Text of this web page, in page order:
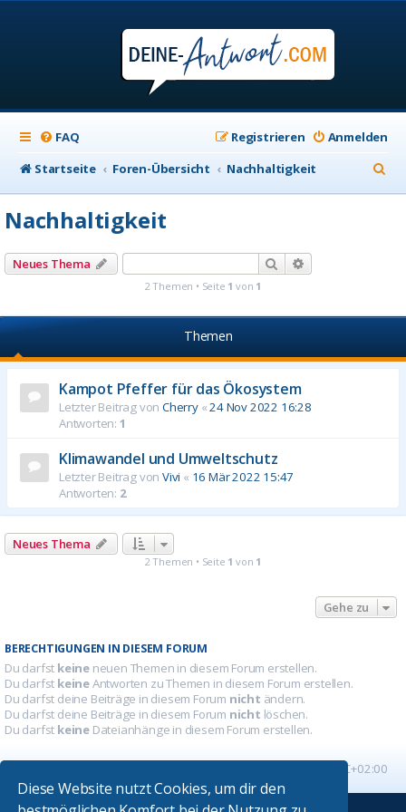
Diese Website nutzt Cookies, um dir den
FAQ Anmelden
Registrieren
Startseite
Foren-Übersicht Nachhaltigkeit
u
Nachhaltigkeit
Neues Thema Suche
2 Themen • Seite 1 von 1
Themen
Kampot Pfeffer für das Ökosystem
Letzter Beitrag von Cherry«24 Nov 2022 16:28
Antworten: 1
Klimawandel und Umweltschutz
Letzter Beitrag von Vivi « 16 Mär 2022 15:47
Antworten: 2
Neues Thema
2 Themen • Seite 1 von 1
Gehe zu
BERECHTIGUNGEN IN DIESEM FORUM
Du darfst keine neuen Themen in diesem Forum erstellen.
Du darfst keineAntworten zu Themen in diesem Forum erstellen.
Du darfst deine Beiträge in diesem Forum nicht ändern.
Du darfst deine Beiträge in diesem Forum nicht löschen.
Du darfst keine Dateianhänge in diesem Forum erstellen.
UTC+02:00